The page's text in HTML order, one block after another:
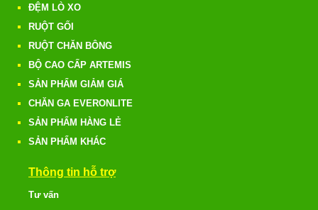
ĐỆM LÒ XO
RUỘT GỐI
RUỘT CHĂN BÔNG
BỘ CAO CẤP ARTEMIS
SẢN PHẨM GIẢM GIÁ
CHĂN GA EVERONLITE
SẢN PHẨM HÀNG LẺ
SẢN PHẨM KHÁC
Thông tin hỗ trợ
Tư vấn